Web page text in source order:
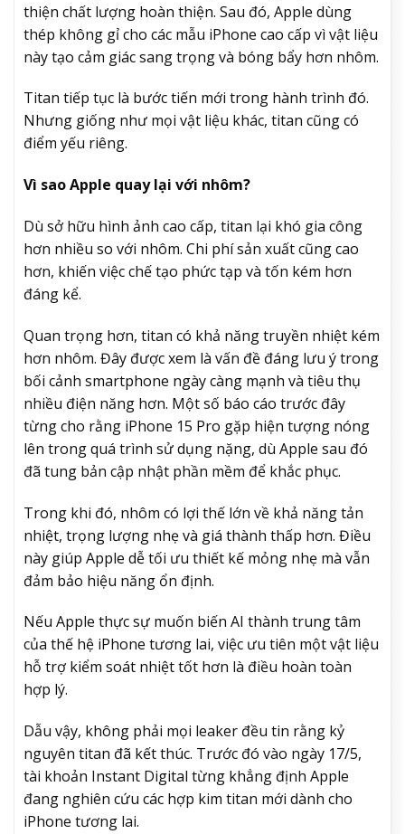
thiện chất lượng hoàn thiện. Sau đó, Apple dùng
thép không gỉ cho các mẫu iPhone cao cấp vì vật liệu
này tạo cảm giác sang trọng và bóng bẩy hơn nhôm.
Titan tiếp tục là bước tiến mới trong hành trình đó.
Nhưng giống như mọi vật liệu khác, titan cũng có
điểm yếu riêng.
Vì sao Apple quay lại với nhôm?
Dù sở hữu hình ảnh cao cấp, titan lại khó gia công
hơn nhiều so với nhôm. Chi phí sản xuất cũng cao
hơn, khiến việc chế tạo phức tạp và tốn kém hơn
đáng kể.
Quan trọng hơn, titan có khả năng truyền nhiệt kém
hơn nhôm. Đây được xem là vấn đề đáng lưu ý trong
bối cảnh smartphone ngày càng mạnh và tiêu thụ
nhiều điện năng hơn. Một số báo cáo trước đây
từng cho rằng iPhone 15 Pro gặp hiện tượng nóng
lên trong quá trình sử dụng nặng, dù Apple sau đó
đã tung bản cập nhật phần mềm để khắc phục.
Trong khi đó, nhôm có lợi thế lớn về khả năng tản
nhiệt, trọng lượng nhẹ và giá thành thấp hơn. Điều
này giúp Apple dễ tối ưu thiết kế mỏng nhẹ mà vẫn
đảm bảo hiệu năng ổn định.
Nếu Apple thực sự muốn biến AI thành trung tâm
của thế hệ iPhone tương lai, việc ưu tiên một vật liệu
hỗ trợ kiểm soát nhiệt tốt hơn là điều hoàn toàn
hợp lý.
Dẫu vậy, không phải mọi leaker đều tin rằng kỷ
nguyên titan đã kết thúc. Trước đó vào ngày 17/5,
tài khoản Instant Digital từng khẳng định Apple
đang nghiên cứu các hợp kim titan mới dành cho
iPhone tương lai.